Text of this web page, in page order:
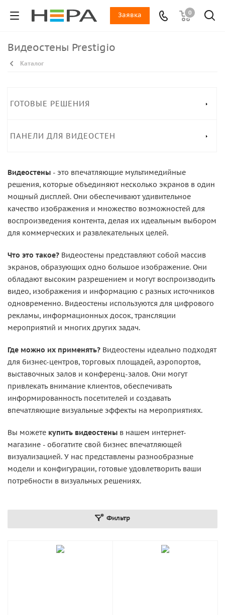
0
Заявка
Видеостены Prestigio
Каталог
ГОТОВЫЕ РЕШЕНИЯ
ПАНЕЛИ ДЛЯ ВИДЕОСТЕН
Видеостены - это впечатляющие мультимедийные
решения, которые объединяют несколько экранов в один
мощный дисплей. Они обеспечивают удивительное
качество изображения и множество возможностей для
воспроизведения контента, делая их идеальным выбором
для коммерческих и развлекательных целей.
Что это такое? Видеостены представляют собой массив
экранов, образующих одно большое изображение. Они
обладают высоким разрешением и могут воспроизводить
видео, изображения и информацию с разных источников
одновременно. Видеостены используются для цифрового
рекламы, информационных досок, трансляции
мероприятий и многих других задач.
Где можно их применять? Видеостены идеально подходят
для бизнес-центров, торговых площадей, аэропортов,
выставочных залов и конференц-залов. Они могут
привлекать внимание клиентов, обеспечивать
информированность посетителей и создавать
впечатляющие визуальные эффекты на мероприятиях.
Вы можете купить видеостены в нашем интернет-
магазине - обогатите свой бизнес впечатляющей
визуализацией. У нас представлены разнообразные
модели и конфигурации, готовые удовлетворить ваши
потребности в визуальных решениях.
Фильтр